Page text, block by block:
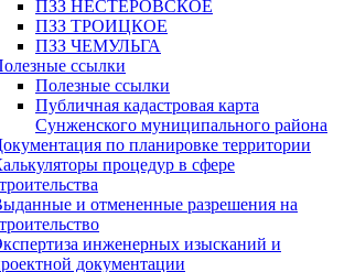
ПЗЗ НЕСТЕРОВСКОЕ
ПЗЗ ТРОИЦКОЕ
ПЗЗ ЧЕМУЛЬГА
ссылки
Полезные ссылки
Публичная кадастровая карта
Сунженского муниципального района
по планировке территории
процедур в сфере
и отмененные разрешения на
инженерных изысканий и
документации